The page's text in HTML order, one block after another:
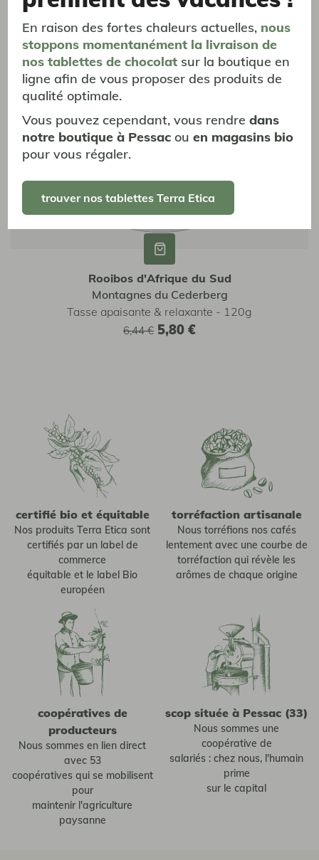
promotion
nouveauté
vrac
promotion
nouveauté
vrac
Rooibos d'Afrique du Sud
Montagnes du Cederberg
Tasse apaisante & relaxante - 120g
6,44 € 5,80 €
certifié bio et équitable
Nos produits Terra Etica sont
certifiés par un label de
commerce
équitable et le label Bio
européen
torréfaction artisanale
Nous torréfions nos cafés
lentement avec une courbe de
torréfaction qui révèle les
arômes de chaque origine
coopératives de
producteurs
Nous sommes en lien direct
avec 53
coopératives qui se mobilisent
pour
maintenir l'agriculture
paysanne
scop située à Pessac (33)
Nous sommes une
coopérative de
salariés : chez nous, l'humain
prime
sur le capital
En raison des fortes chaleurs actuelles, nous
stoppons momentanément la livraison de
nos tablettes de chocolat sur la boutique en
ligne afin de vous proposer des produits de
qualité optimale.
Vous pouvez cependant, vous rendredans
notre boutique à Pessac ouen magasins bio
pour vous régaler.
trouver nos tablettes Terra Etica